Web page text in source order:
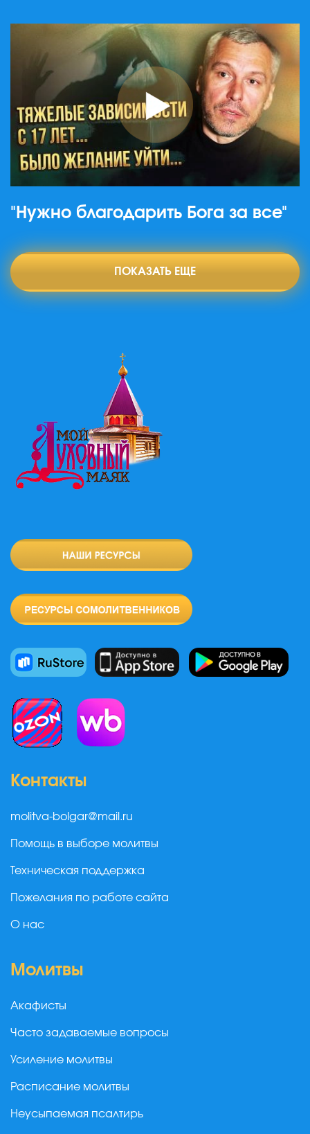
"Нужно благодарить Бога за все"
ПОКАЗАТЬ ЕЩЕ
Контакты
molitva-bolgar@mail.ru
Помощь в выборе молитвы
Техническая поддержка
Пожелания по работе сайта
О нас
Молитвы
Акафисты
Часто задаваемые вопросы
Усиление молитвы
Расписание молитвы
Неусыпаемая псалтирь